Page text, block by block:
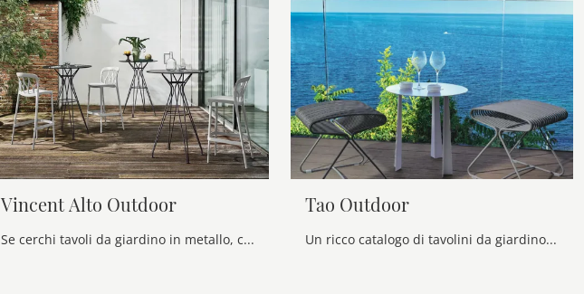
Vincent Alto Outdoor
Se cerchi tavoli da giardino in metallo, clicca e ottieni informazioni sul modello Vincent Alto Outdoor dell'azienda Bontempi.
Tao Outdoor
Un ricco catalogo di tavolini da giardino in metallo ti aspetta nel nostro punto vendita: clicca e scopri il modello Tao Outdoor di Bontempi.